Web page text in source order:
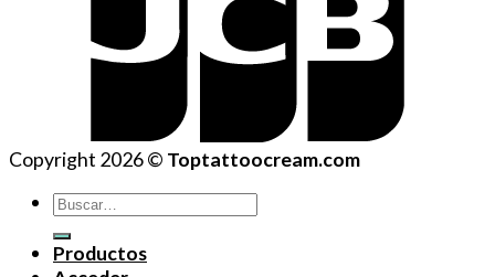
Copyright 2026 © Toptattoocream.com
Buscar
Productos